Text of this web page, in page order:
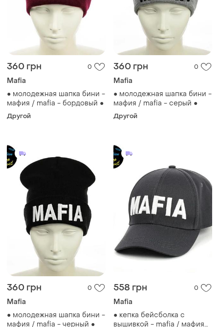
360 грн 0
Mafia
● молодежная шапка бини -
мафия / mafia - бордовый ●
Другой
360 грн 0
Mafia
● молодежная шапка бини -
мафия / mafia - серый ●
Другой
360 грн 0
Mafia
● молодежная шапка бини -
мафия / mafia - черный ●
558 грн 0
Mafia
● кепка бейсболка с
вышивкой - mafia / мафия